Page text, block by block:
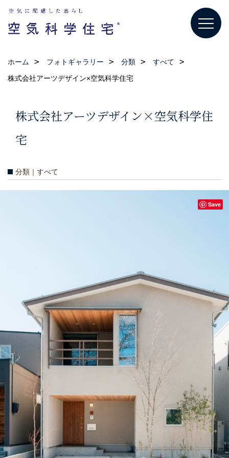
ホーム フォトギャラリー 分類
すべて
株式会社アーツデザイン×空気科学住宅
株式会社アーツデザイン×空気科学住
宅
分類｜すべて
Save